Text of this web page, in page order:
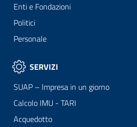
Enti e Fondazioni
Politici
Personale
SERVIZI
SUAP – Impresa in un giorno
Calcolo IMU - TARI
Acquedotto